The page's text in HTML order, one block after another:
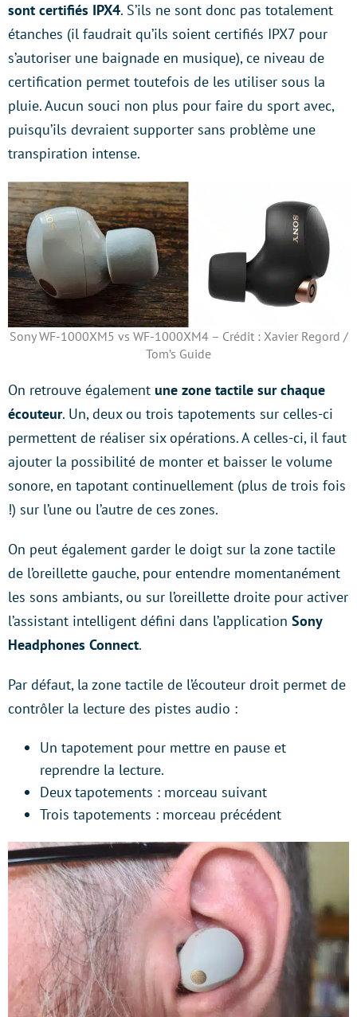
sont certifiés IPX4. S’ils ne sont donc pas totalement
étanches (il faudrait qu’ils soient certifiés IPX7 pour
s’autoriser une baignade en musique), ce niveau de
certification permet toutefois de les utiliser sous la
pluie. Aucun souci non plus pour faire du sport avec,
puisqu’ils devraient supporter sans problème une
transpiration intense.
Sony WF-1000XM5 vs WF-1000XM4 – Crédit : Xavier Regord /
Tom’s Guide
On retrouve également une zone tactile sur chaque
écouteur. Un, deux ou trois tapotements sur celles-ci
permettent de réaliser six opérations. A celles-ci, il faut
ajouter la possibilité de monter et baisser le volume
sonore, en tapotant continuellement (plus de trois fois
!) sur l’une ou l’autre de ces zones.
On peut également garder le doigt sur la zone tactile
de l’oreillette gauche, pour entendre momentanément
les sons ambiants, ou sur l’oreillette droite pour activer
l’assistant intelligent défini dans l’application Sony
Headphones Connect.
Par défaut, la zone tactile de l’écouteur droit permet de
contrôler la lecture des pistes audio :
Un tapotement pour mettre en pause et
reprendre la lecture.
Deux tapotements : morceau suivant
Trois tapotements : morceau précédent